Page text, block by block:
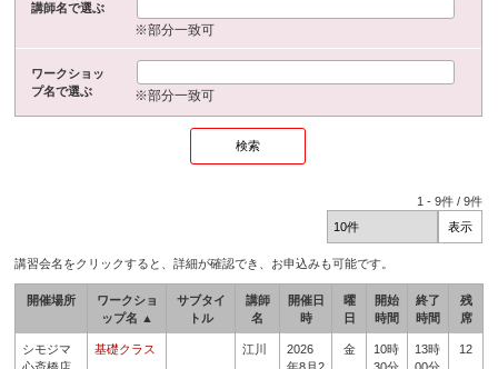
講師名で選ぶ
※部分一致可
ワークショッ
プ名で選ぶ
※部分一致可
1 -9件 /9件
講習会名をクリックすると、詳細が確認でき、お申込みも可能です。
開催場所
ワークショ
ップ名 ▲
サブタイ
トル
講師
名
開催日
時
曜
日
開始
時間
終了
時間
残
席
シモジマ
基礎クラス 江川
2026
金
10時
13時
12